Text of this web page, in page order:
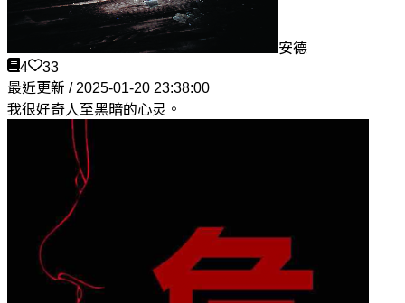
安德
4
33
最近更新 / 2025-01-20 23:38:00
我很好奇人至黑暗的心灵。